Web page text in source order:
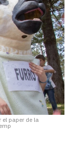
el paper de la